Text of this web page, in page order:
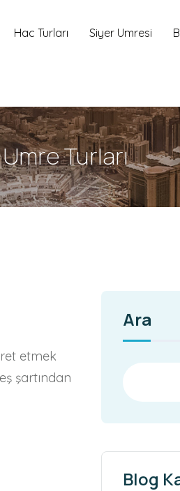
Hac Turları Siyer Umresi
Turları
etmek
şartından
Ara
Blog